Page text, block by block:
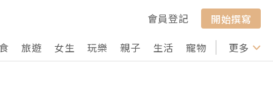
會員登記
開始撰寫
旅遊 女生 玩樂 親子 生活 寵物 行山 打卡
更多